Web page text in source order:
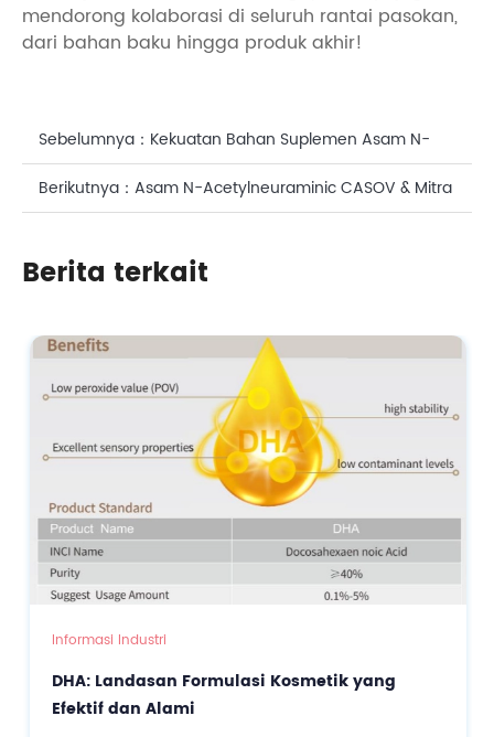
mendorong kolaborasi di seluruh rantai pasokan,
dari bahan baku hingga produk akhir!
Sebelumnya： Kekuatan Bahan Suplemen Asam N-
Acetylneuraminic: Manfaat Asam Sialat untuk
Berikutnya： Asam N-Acetylneuraminic CASOV & Mitra
Ganda!
Berita terkait
Informasi Industri
DHA: Landasan Formulasi Kosmetik yang
Efektif dan Alami